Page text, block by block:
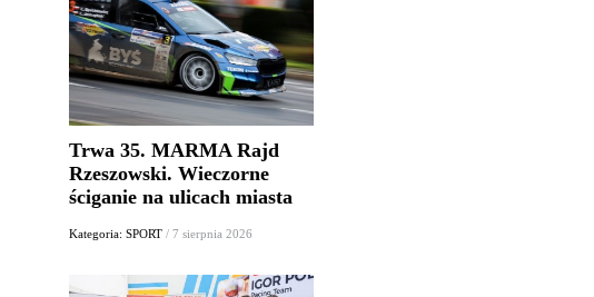
Trwa 35. MARMA Rajd
Rzeszowski. Wieczorne
ściganie na ulicach miasta
Kategoria: SPORT / 7 sierpnia 2026